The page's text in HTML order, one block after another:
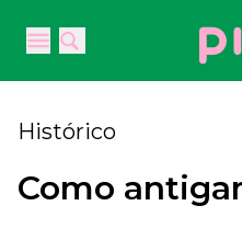
Open main menu
Open main menu
Your
Histórico
Como